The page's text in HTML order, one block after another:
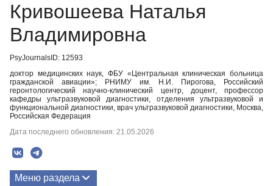
Кривошеева Наталья
Владимировна
PsyJournalsID: 12593
доктор медицинских наук, ФБУ «Центральная клиническая больница
гражданской авиации»; РНИМУ им. Н.И. Пирогова, Российский
геронтологический научно-клинический центр, доцент, профессор
кафедры ультразвуковой диагностики, отделения ультразвуковой и
функциональной диагностики, врач ультразвуковой диагностики, Москва,
Российская Федерация
Дата последнего обновления: 21.05.2026
Меню раздела